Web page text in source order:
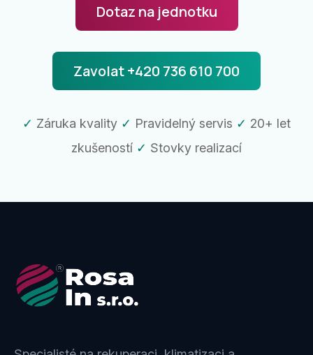
Dotaz na jednotku
Zavolat +420 736 610 700
✓ Záruka kvality ✓ Pravidelný servis ✓ 20+ let
zkušeností ✓ Stovky realizací